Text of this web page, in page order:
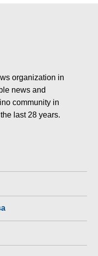
organization in
news and
community in
last 28 years.